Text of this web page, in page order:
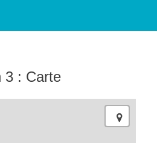
3 : Carte